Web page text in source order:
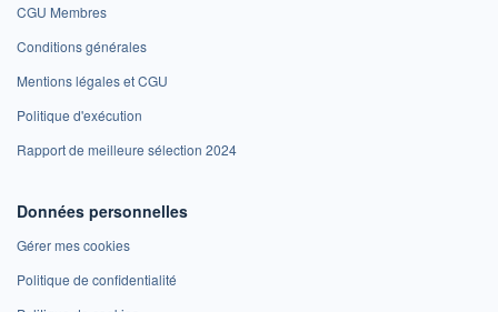
CGU Membres
Conditions générales
Mentions légales et CGU
Politique d'exécution
Rapport de meilleure sélection 2024
Données personnelles
Gérer mes cookies
Politique de confidentialité